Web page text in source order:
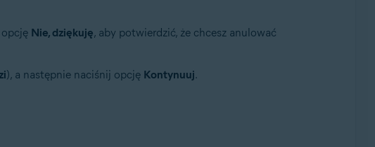
Nie, dziękuję, aby potwierdzić, że chcesz anulować
), a następnie naciśnij opcję Kontynuuj.